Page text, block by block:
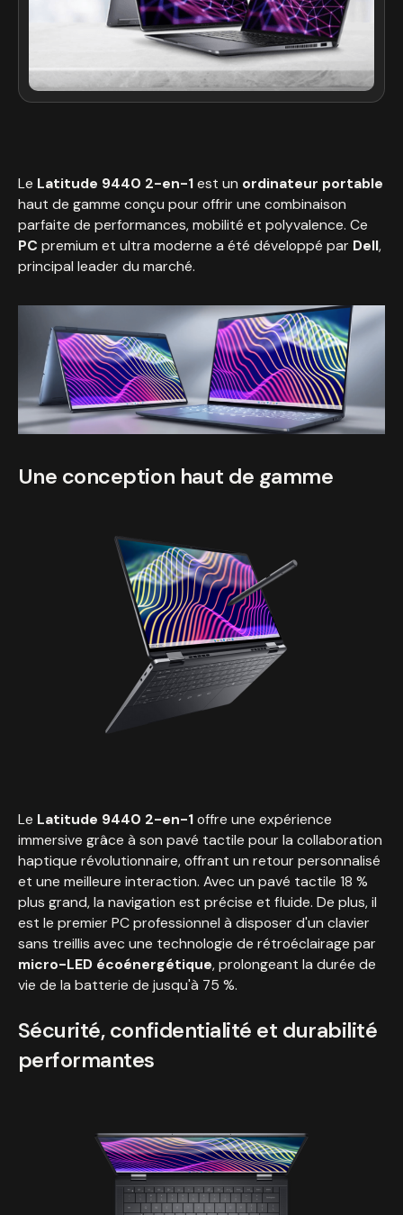
Le Latitude 9440 2-en-1est un ordinateur portable
haut de gamme conçu pour offrir une combinaison
parfaite de performances, mobilité et polyvalence. Ce
PC premium et ultra moderne a été développé par Dell,
principal leader du marché.
Une conception haut de gamme
Le Latitude 9440 2-en-1offre une expérience
immersive grâce à son pavé tactile pour la collaboration
haptique révolutionnaire, offrant un retour personnalisé
et une meilleure interaction. Avec un pavé tactile 18 %
plus grand, la navigation est précise et fluide. De plus, il
est le premier PC professionnel à disposer d'un clavier
sans treillis avec une technologie de rétroéclairage par
micro-LED écoénergétique, prolongeant la durée de
vie de la batterie de jusqu'à 75 %.
Sécurité, confidentialité et durabilité
performantes